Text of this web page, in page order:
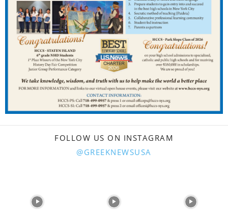
FOLLOW US ON INSTAGRAM
@GREEKNEWSUSA